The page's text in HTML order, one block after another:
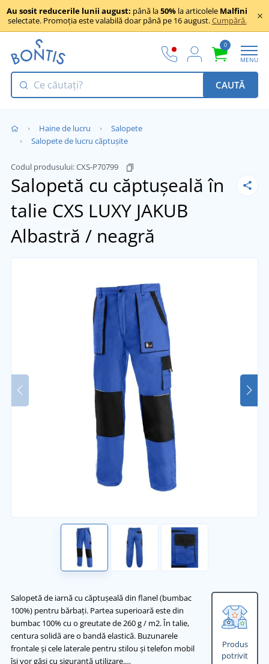
Au sosit reducerile lunii august: până la50% la articolele Malfini
selectate. Promoția este valabilă doar până pe 16 august.Cumpără.
0
MENU
CAUTĂ
Haine de lucru
Salopete
Salopete de lucru căptușite
Codul produsului:CXS-P70799
Salopetă cu căptușeală în
talie CXS LUXY JAKUB
Albastră / neagră
Salopetă de iarnă cu căptușeală din flanel (bumbac
100%) pentru bărbați. Partea superioară este din
bumbac 100% cu o greutate de 260 g / m2. În talie,
centura solidă are o bandă elastică. Buzunarele
frontale și cele laterale pentru stilou și telefon mobil
își vor găsi cu siguranță utilizare.…
Produs
potrivit